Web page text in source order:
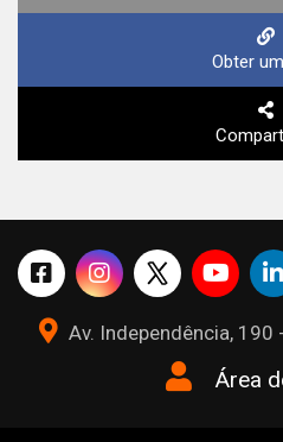
Obter
Av. Independência, 190
Área